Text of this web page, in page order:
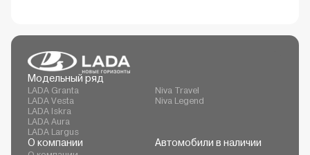
Модельный ряд
LADA Granta
LADA Vesta
LADA Iskra
LADA Aura
LADA Largus
Niva Travel
Niva Legend
О компании Автомобили в наличии